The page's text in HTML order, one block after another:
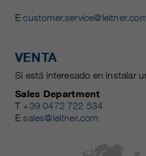
E
VENTA
Si está interesado en instalar
Sales Department
T +39 0472 722 534
Esales@leitner.com